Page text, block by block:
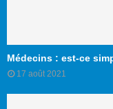
Médecins : est-ce
17 août 2021